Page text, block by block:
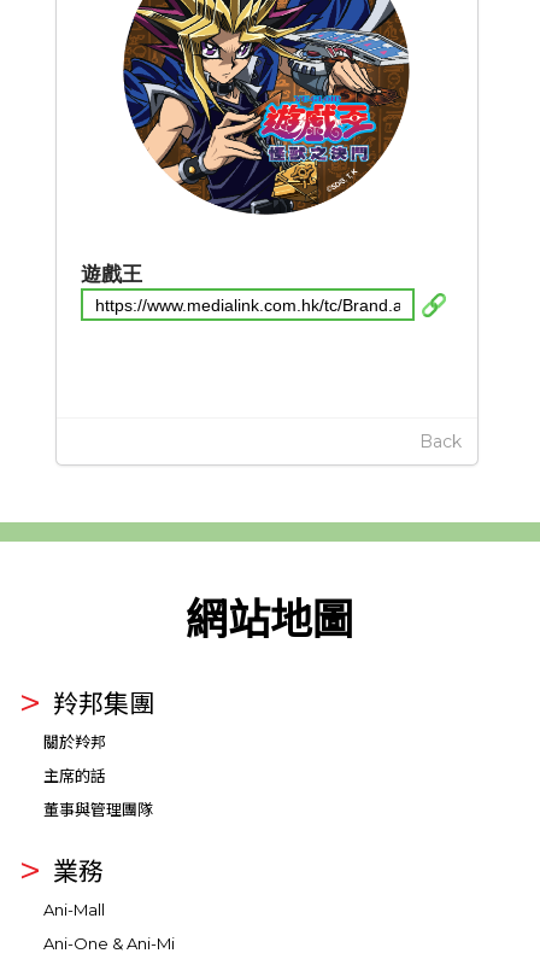
遊戲王
Back
網站地圖
羚邦集團
關於羚邦
主席的話
董事與管理團隊
業務
Ani-Mall
Ani-One & Ani-Mi